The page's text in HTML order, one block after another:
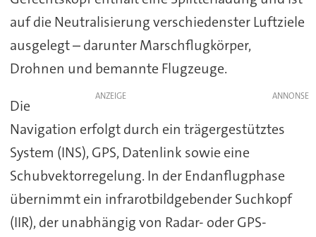
auf die Neutralisierung verschiedenster Luftziele
ausgelegt – darunter Marschflugkörper,
Drohnen und bemannte Flugzeuge.
ANZEIGE
Die
Navigation erfolgt durch ein trägergestütztes
System (INS), GPS, Datenlink sowie eine
Schubvektorregelung. In der Endanflugphase
übernimmt ein infrarotbildgebender Suchkopf
(IIR), der unabhängig von Radar- oder GPS-